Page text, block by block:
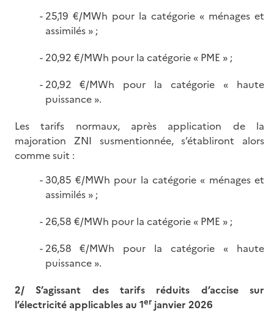
25,19 €/MWh pour la catégorie « ménages et
assimilés » ;
20,92 €/MWh pour la catégorie « PME » ;
20,92 €/MWh pour la catégorie « haute
puissance ».
Les tarifs normaux, après application de la
majoration ZNI susmentionnée, s’établiront alors
comme suit :
30,85 €/MWh pour la catégorie « ménages et
assimilés » ;
26,58 €/MWh pour la catégorie « PME » ;
26,58 €/MWh pour la catégorie « haute
puissance ».
2/ S’agissant des tarifs réduits d’accise sur
l’électricité applicables au 1er janvier 2026